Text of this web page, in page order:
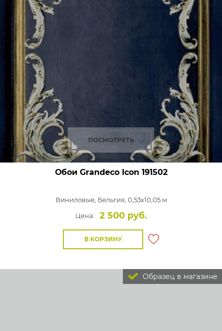
ПОСМОТРЕТЬ
Обои Grandeco Icon 191502
Виниловые, Бельгия, 0,53x10,05 м
Цена:
2 500 руб.
В КОРЗИНУ
Образец в магазине